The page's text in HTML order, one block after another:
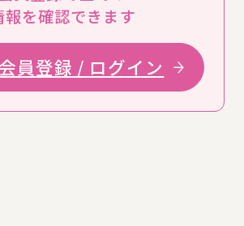
報を確認できます
員登録 / ログイン